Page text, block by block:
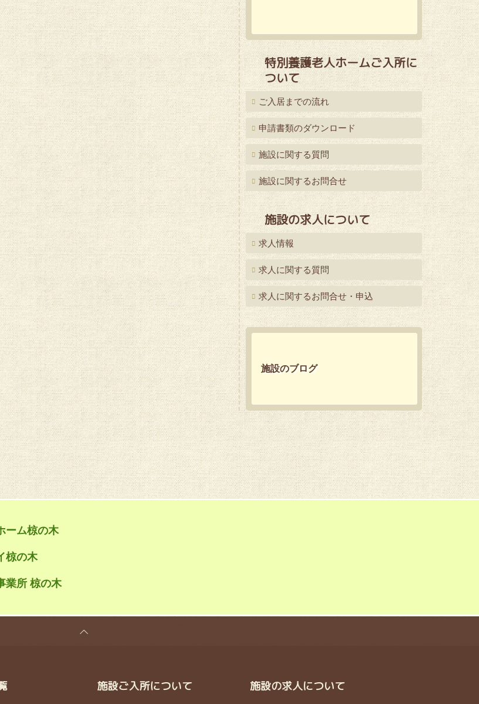
特別養護老人ホームご入所に
ついて
ご入居までの流れ
申請書類のダウンロード
施設に関する質問
施設に関するお問合せ
施設の求人について
求人情報
求人に関する質問
求人に関するお問合せ・申込
施設のブログ
ーム椋の木
椋の木
業所 椋の木
施設ご入所について 施設の求人について